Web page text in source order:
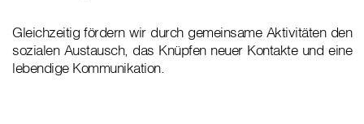
Gleichzeitig fördern wir durch gemeinsame Aktivitäten den
sozialen Austausch, das Knüpfen neuer Kontakte und eine
lebendige Kommunikation.